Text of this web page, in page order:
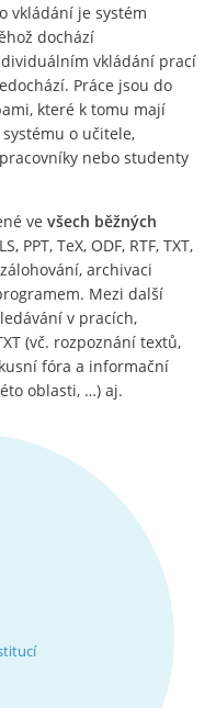
vkládání je systém
dochází
vkládání prací
Práce jsou do
které k tomu mají
o učitele,
nebo studenty
ve všech běžných
PPT, TeX, ODF, RTF, TXT,
archivaci
Mezi další
v pracích,
(vč. rozpoznání textů,
fóra a informační
oblasti, …) aj.